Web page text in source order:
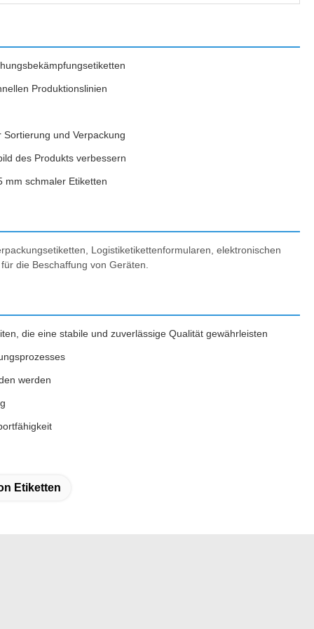
Produktionslinien
und Verpackung
des Produkts verbessern
mm schmaler Etiketten
Logistiketikettenformularen, elektronischen
die Beschaffung von Geräten.
die eine stabile und zuverlässige Qualität gewährleisten
werden
Etiketten